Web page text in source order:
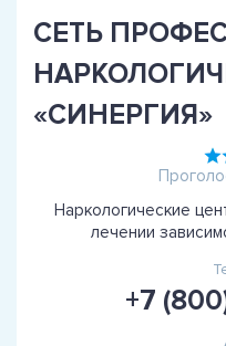
СЕТЬ
«СИНЕРГИЯ»
Наркологические
лечении
+7